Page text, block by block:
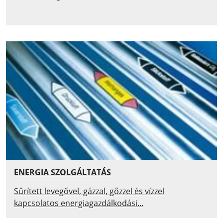
ENERGIA SZOLGÁLTATÁS
Sűrített levegővel, gázzal, gőzzel és vízzel
kapcsolatos energiagazdálkodási...